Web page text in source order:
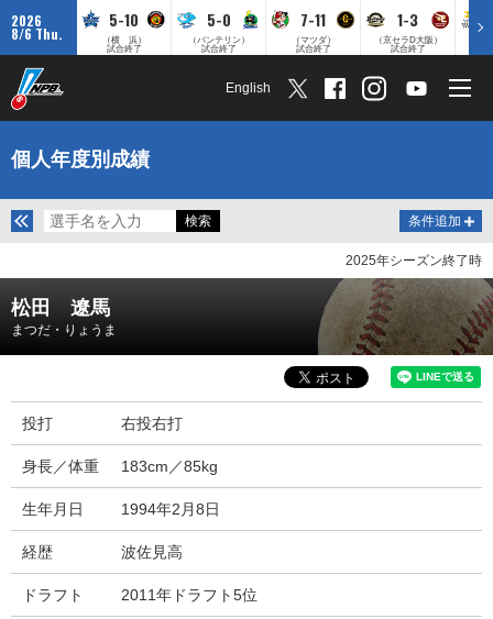
2026
8/6 Thu.
5-10
（横 浜）
試合終了
5-0
（バンテリン）
試合終了
7-11
（マツダ）
試合終了
1-3
（京セラD大阪）
試合終了
English
個人年度別成績
条件追加
2025年シーズン終了時
松田 遼馬
まつだ・りょうま
投打 右投右打
身長／体重 183cm／85kg
生年月日 1994年2月8日
経歴 波佐見高
ドラフト 2011年ドラフト5位